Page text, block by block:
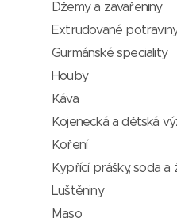
Džemy a zavařeniny
Extrudované
Gurmánské speciality
Houby
Káva
Kojenecká a dětská
Koření
Kypřící prášky, soda a
Luštěniny
Maso